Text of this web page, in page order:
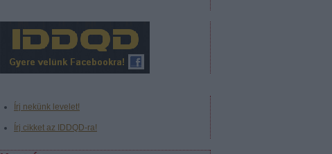
Írj nekünk levelet!
Írj cikket az IDDQD-ra!